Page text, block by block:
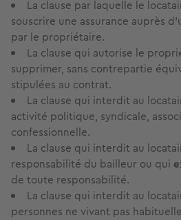
La clause par laquelle le
souscrire une assurance auprès
par le propriétaire.
La clause qui autorise le
supprimer, sans contrepartie
stipulées au contrat.
La clause qui interdit au
activité politique, syndicale,
confessionnelle.
La clause qui interdit au
responsabilité du bailleur ou qui
de toute responsabilité.
La clause qui interdit au
personnes ne vivant pas